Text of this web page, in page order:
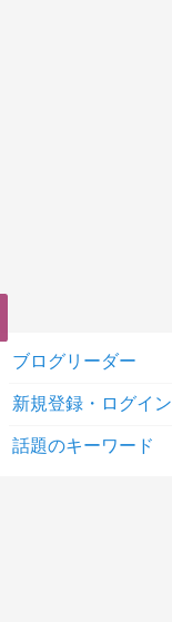
ブログリーダー
新規登録・ログイン
話題のキーワード